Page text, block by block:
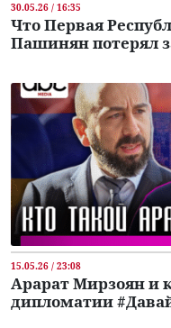
30.05.26 / 16:35
Что Первая
Пашинян потерял
15.05.26 / 23:08
Арарат Мирзоян и
дипломатии